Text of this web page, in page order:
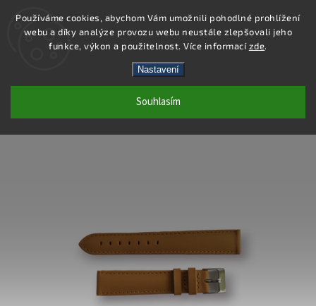
Používáme cookies, abychom Vám umožnili pohodlné prohlížení
webu a díky analýze provozu webu neustále zlepšovali jeho
funkce, výkon a použitelnost. Více informacízde.
Nastavení
Souhlasím
Hledat
WB008-18 - KOŽENÝ ŘEMÍNEK -